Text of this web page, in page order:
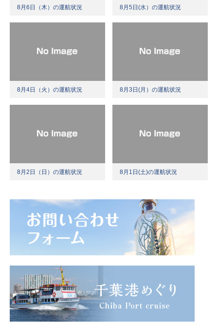
8月6日（木）の運航状況 8月5日(水）の運航状況
8月4日（火）の運航状況 8月3日(月）の運航状況
8月2日（日）の運航状況 8月1日(土)の運航状況